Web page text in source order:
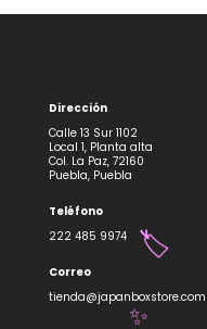
Dirección
Calle 13 Sur 1102
Local 1, Planta alta
Col. La Paz, 72160
Puebla, Puebla
Teléfono
222 485 9974
Correo
tienda@japanboxstore.com
🏷️